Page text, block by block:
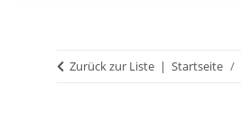
Zurück zur Liste Startseite